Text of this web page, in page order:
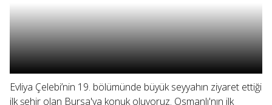
Evliya Çelebi’nin 19. bölümünde büyük seyyahın ziyaret ettiği
ilk şehir olan Bursa'ya konuk oluyoruz. Osmanlı'nın ilk